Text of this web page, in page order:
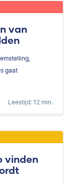
van
gaat
Leestijd: 12 min.
vinden